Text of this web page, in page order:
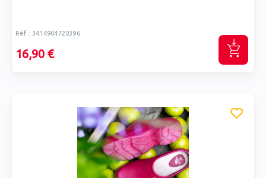
Réf : 3414904720396
16,90 €